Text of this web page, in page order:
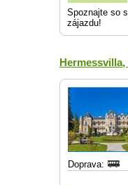
Spoznajte so
zájazdu!
Doprava: